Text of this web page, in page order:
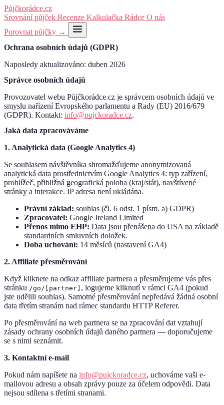
Půjčkorádce.cz
Srovnání půjček Recenze Kalkulačka Rádce O nás
Porovnat půjčky →
Ochrana osobních údajů (GDPR)
Naposledy aktualizováno: duben 2026
Správce osobních údajů
Provozovatel webu Půjčkorádce.cz je správcem osobních údajů ve
smyslu nařízení Evropského parlamentu a Rady (EU) 2016/679
(GDPR). Kontakt: info@pujckoradce.cz.
Jaká data zpracováváme
1. Analytická data (Google Analytics 4)
Se souhlasem návštěvníka shromažďujeme anonymizovaná
analytická data prostřednictvím Google Analytics 4: typ zařízení,
prohlížeč, přibližná geografická poloha (kraj/stát), navštívené
stránky a interakce. IP adresa není ukládána.
Právní základ: souhlas (čl. 6 odst. 1 písm. a) GDPR)
Zpracovatel: Google Ireland Limited
Přenos mimo EHP: Data jsou přenášena do USA na základě
standardních smluvních doložek.
Doba uchování: 14 měsíců (nastavení GA4)
2. Affiliate přesměrování
Když kliknete na odkaz affiliate partnera a přesměrujeme vás přes
stránku /go/[partner] , logujeme kliknutí v rámci GA4 (pokud
jste udělili souhlas). Samotné přesměrování nepředává žádná osobní
data třetím stranám nad rámec standardu HTTP Referer.
Po přesměrování na web partnera se na zpracování dat vztahují
zásady ochrany osobních údajů daného partnera — doporučujeme
se s nimi seznámit.
3. Kontaktní e-mail
Pokud nám napíšete na info@pujckoradce.cz, uchováme vaši e-
mailovou adresu a obsah zprávy pouze za účelem odpovědi. Data
nejsou sdílena s třetími stranami.